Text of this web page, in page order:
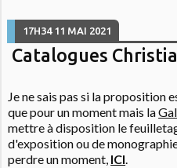
17H34 11 MAI 2021
Catalogues
Je ne sais pas si la proposition
que pour un moment mais la
mettre à disposition le
d'exposition ou de
perdre un moment, ICI.